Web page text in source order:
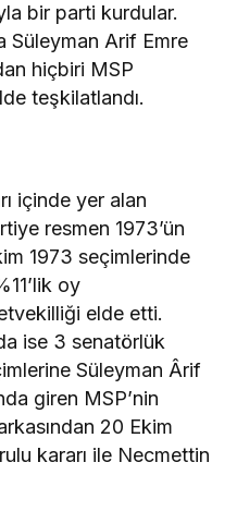
bir parti kurdular.
Süleyman Arif Emre
hiçbiri MSP
teşkilatlandı.
içinde yer alan
resmen 1973’ün
1973 seçimlerinde
oy
elde etti.
ise 3 senatörlük
Süleyman Ârif
giren MSP’nin
20 Ekim
kararı ile Necmettin